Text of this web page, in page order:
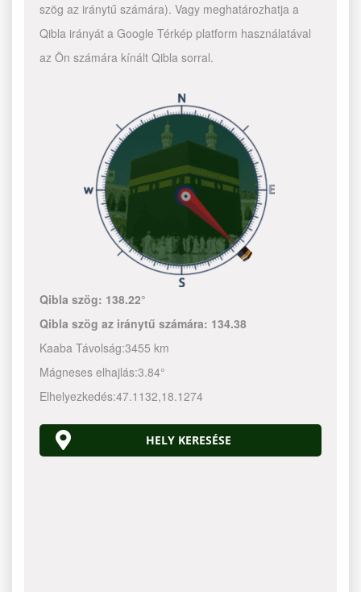
szög az iránytű számára). Vagy meghatározhatja a
Qibla irányát a Google Térkép platform használatával
az Ön számára kínált Qibla sorral.
Qibla szög: 138.22°
Qibla szög az iránytű számára: 134.38
Kaaba Távolság:3455 km
Mágneses elhajlás:3.84°
Elhelyezkedés:47.1132,18.1274
HELY KERESÉSE